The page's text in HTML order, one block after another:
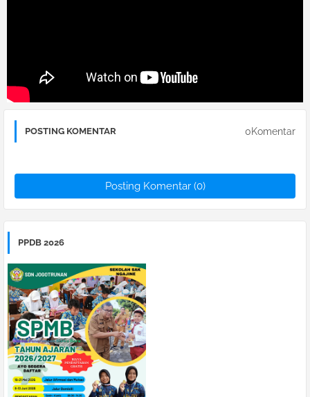
POSTING KOMENTAR 0Komentar
Posting Komentar (0)
PPDB 2026